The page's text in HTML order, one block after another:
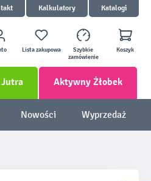
Kalkulatory Katalogi
Lista zakupowa
Szybkie
zamówienie
Koszyk
Jutra Aktywny Żłobek
Nowości Wyprzedaż